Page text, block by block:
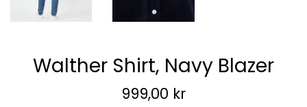
Walther Shirt, Navy Blazer
Vanlig
999,00 kr